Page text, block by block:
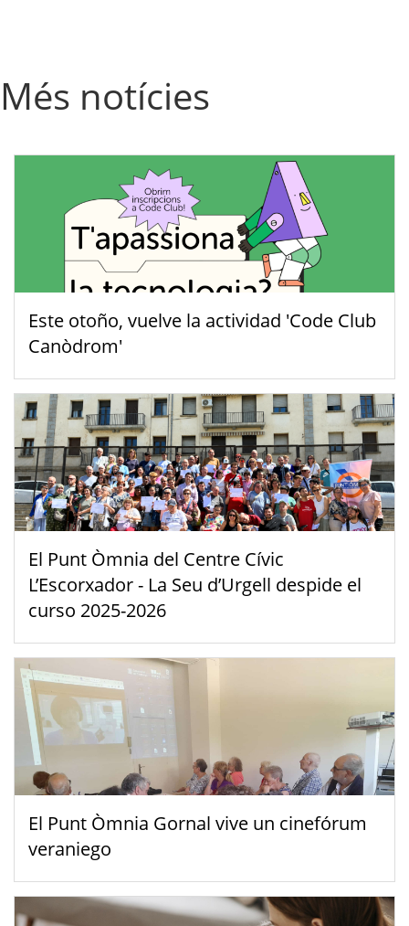
Més notícies
Este otoño, vuelve la actividad 'Code Club
Canòdrom'
El Punt Òmnia del Centre Cívic
L’Escorxador - La Seu d’Urgell despide el
curso 2025-2026
El Punt Òmnia Gornal vive un cinefórum
veraniego